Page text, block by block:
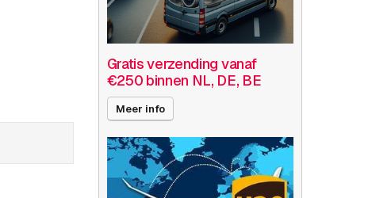
Gratis verzending vanaf
€250 binnen NL, DE, BE
Meer info